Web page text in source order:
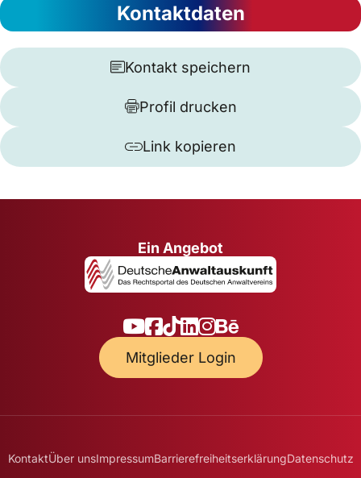
Kontaktdaten
Kontakt speichern
Profil drucken
Link kopieren
Ein Angebot
Mitglieder Login
KontaktÜber unsImpressumBarrierefreiheitserklärungDatenschutz